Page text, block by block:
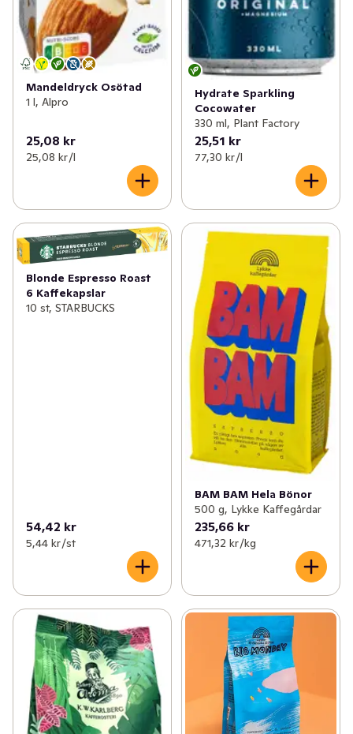
Mandeldryck Osötad
1 l, Alpro
25,08 kr
25,08 kr /l
Hydrate Sparkling
Cocowater
330 ml, Plant Factory
25,51 kr
77,30 kr /l
Blonde Espresso Roast
6 Kaffekapslar
10 st, STARBUCKS
54,42 kr
5,44 kr /st
BAM BAM Hela Bönor
500 g, Lykke Kaffegårdar
235,66 kr
471,32 kr /kg